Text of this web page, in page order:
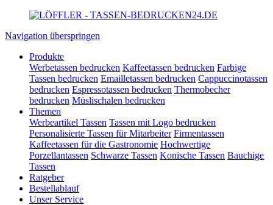
Navigation überspringen
Produkte
Werbetassen bedrucken Kaffeetassen bedrucken Farbige
Tassen bedrucken Emailletassen bedrucken Cappuccinotassen
bedrucken Espressotassen bedrucken Thermobecher
bedrucken Müslischalen bedrucken
Themen
Werbeartikel Tassen Tassen mit Logo bedrucken
Personalisierte Tassen für Mitarbeiter Firmentassen
Kaffeetassen für die Gastronomie Hochwertige
Porzellantassen Schwarze Tassen Konische Tassen Bauchige
Tassen
Ratgeber
Bestellablauf
Unser Service